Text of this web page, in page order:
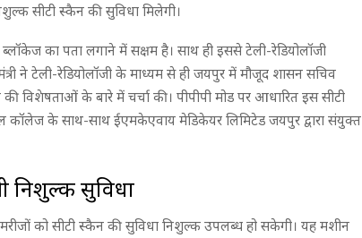
सीटी स्कैन की सुविधा मिलेगी।
ब्लॉकेज का पता लगाने में सक्षम है। साथ ही इससे टेली-रेडियोलॉजी
ने टेली-रेडियोलॉजी के माध्यम से ही जयपुर में मौजूद शासन सचिव
विशेषताओं के बारे में चर्चा की। पीपीपी मोड पर आधारित इस सीटी
के साथ-साथ ईएमकेएवाय मेडिकेयर लिमिटेड जयपुर द्वारा संयुक्त
निशुल्क सुविधा
को सीटी स्कैन की सुविधा निशुल्क उपलब्ध हो सकेगी। यह मशीन